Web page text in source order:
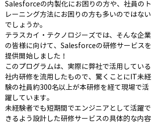
Salesforceの内製化にお困りの方や、社員のト
レーニング方法にお困りの方も多いのではない
でしょうか。
テラスカイ・テクノロジーズでは、そんな企業
の皆様に向けて、Salesforceの研修サービスを
提供開始しました！
このプログラムは、実際に弊社で活用している
社内研修を流用したもので、驚くことにIT未経
験の社員約300名以上が本研修を経て現場で活
躍しています。
未経験者でも短期間でエンジニアとして活躍で
きるよう設計した研修サービスの具体的な内容